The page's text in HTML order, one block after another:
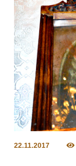
22.11.2017